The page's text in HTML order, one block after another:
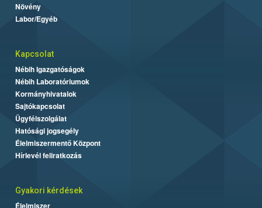
Növény
Labor/Egyéb
Kapcsolat
Nébih Igazgatóságok
Nébih Laboratóriumok
Kormányhivatalok
Sajtókapcsolat
Ügyfélszolgálat
Hatósági jogsegély
Élelmiszermentő Központ
Hírlevél feliratkozás
Gyakori kérdések
Élelmiszer